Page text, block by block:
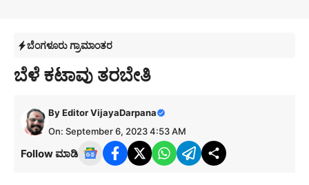
ಬೆಂಗಳೂರು ಗ್ರಾಮಾಂತರ
ಬೆಳೆ ಕಟಾವು ತರಬೇತಿ
ByEditor VijayaDarpana
On: September 6, 2023 4:53 AM
Follow ಮಾಡಿ